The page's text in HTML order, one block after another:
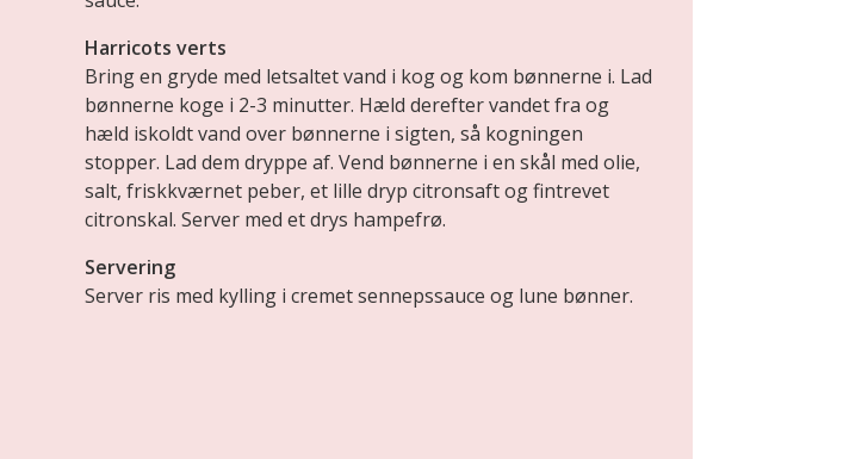
Harricots verts
Bring en gryde med letsaltet vand i kog og kom bønnerne i. Lad
bønnerne koge i 2-3 minutter. Hæld derefter vandet fra og
hæld iskoldt vand over bønnerne i sigten, så kogningen
stopper. Lad dem dryppe af. Vend bønnerne i en skål med olie,
salt, friskkværnet peber, et lille dryp citronsaft og fintrevet
citronskal. Server med et drys hampefrø.
Servering
Server ris med kylling i cremet sennepssauce og lune bønner.